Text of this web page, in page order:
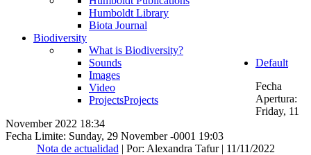
Humboldt Library
Biota Journal
Biodiversity
What is Biodiversity?
Sounds
Images
Video
ProjectsProjects
Default
Fecha
Apertura:
Friday, 11
November 2022 18:34
Fecha Limite: Sunday, 29 November -0001 19:03
Nota de actualidad | Por: Alexandra Tafur | 11/11/2022